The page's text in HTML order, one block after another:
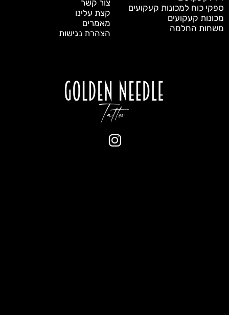
ספקי כוח למכונות קעקועים
מכונות קעקועים
משחות החלמה
צור קשר
קצת עלינו
מאמרים
הצהרת נגישות